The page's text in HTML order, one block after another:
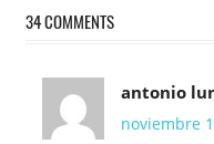
34 COMMENTS
antonio
noviembre